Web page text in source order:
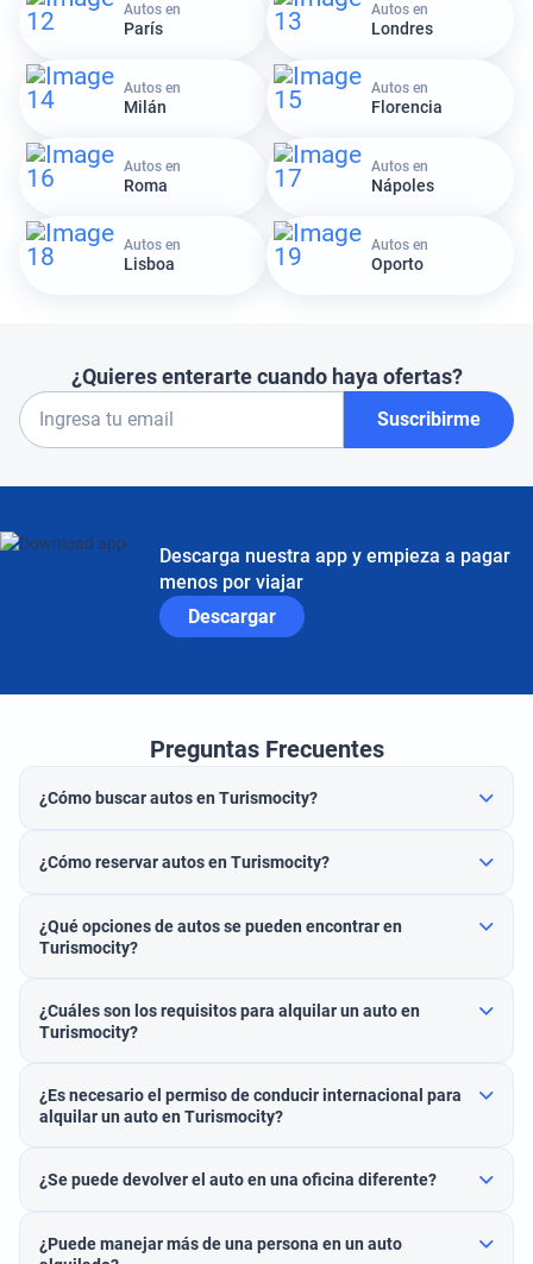
Autos en
París
Autos en
Londres
Autos en
Milán
Autos en
Florencia
Autos en
Roma
Autos en
Nápoles
Autos en
Lisboa
Autos en
Oporto
¿Quieres enterarte cuando haya ofertas?
Suscribirme
Descarga nuestra app y empieza a pagar
menos por viajar
Descargar
Preguntas Frecuentes
¿Cómo buscar autos en Turismocity?
¿Cómo reservar autos en Turismocity?
¿Qué opciones de autos se pueden encontrar en
Turismocity?
¿Cuáles son los requisitos para alquilar un auto en
Turismocity?
¿Es necesario el permiso de conducir internacional para
alquilar un auto en Turismocity?
¿Se puede devolver el auto en una oficina diferente?
¿Puede manejar más de una persona en un auto